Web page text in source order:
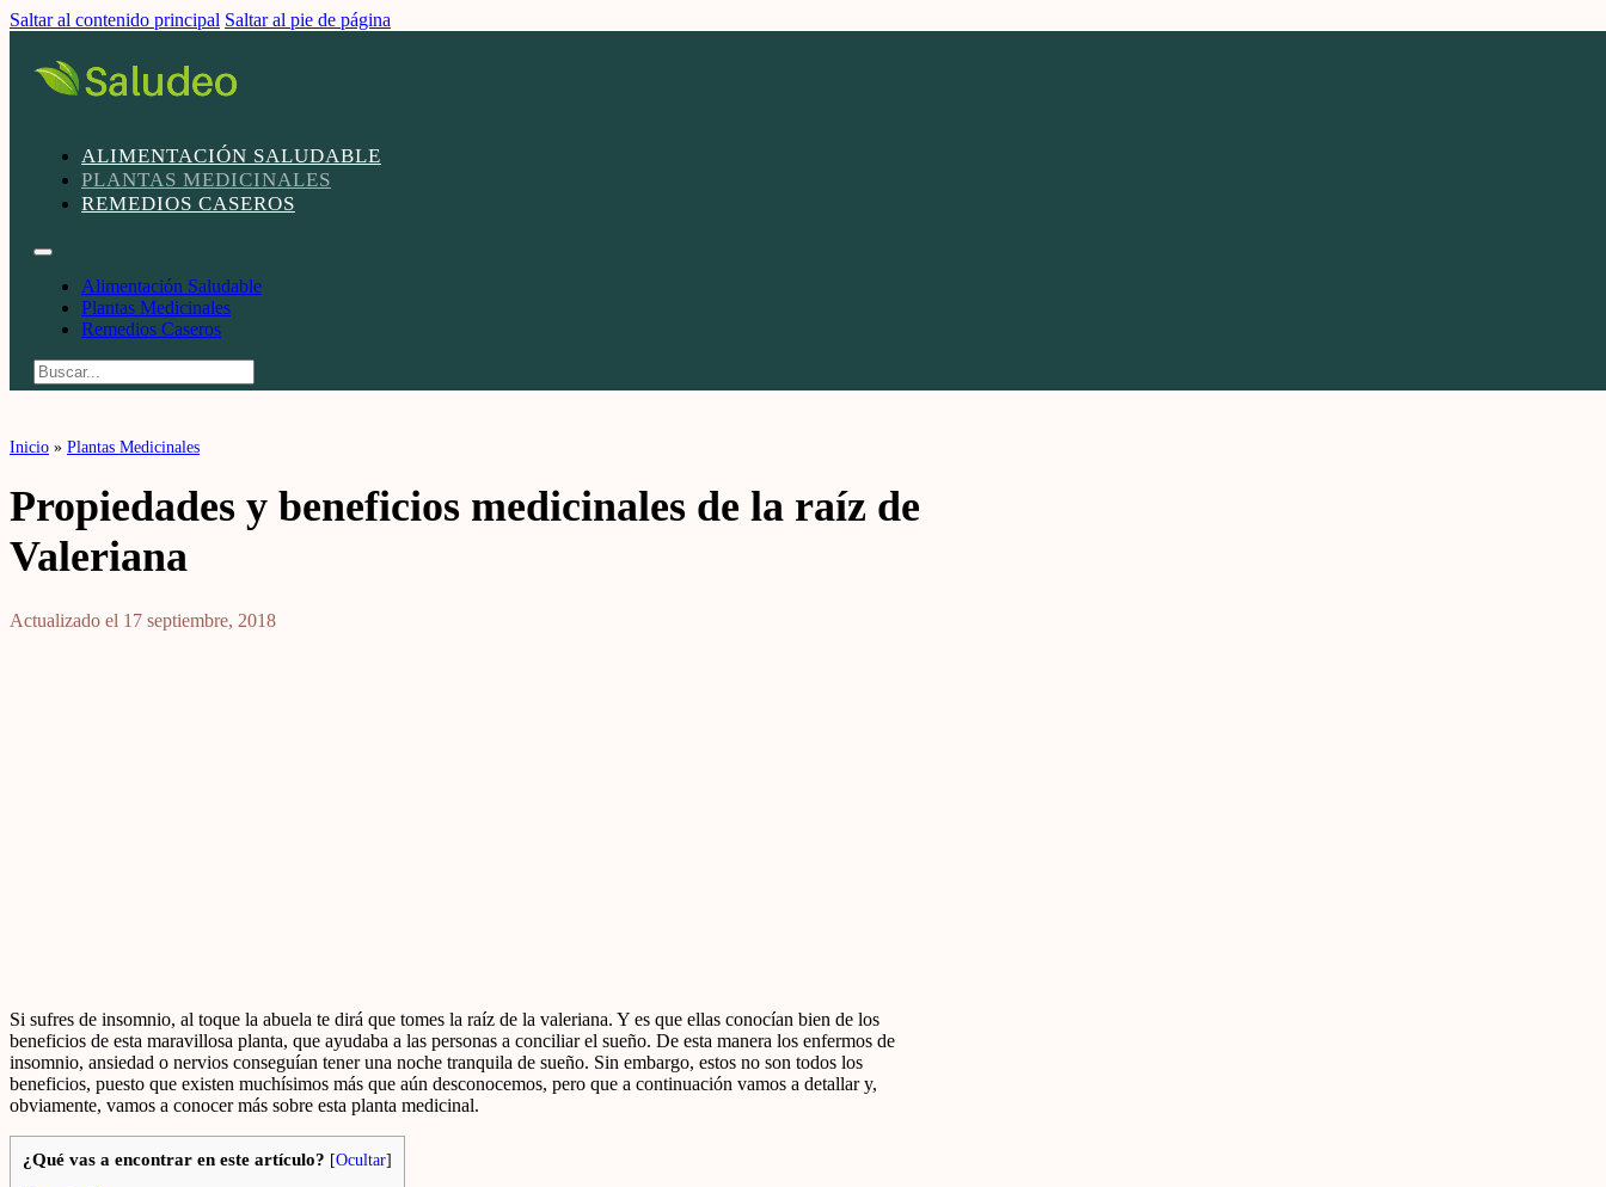
Saltar al contenido principal Saltar al pie de página
ALIMENTACIÓN SALUDABLE
PLANTAS MEDICINALES
REMEDIOS CASEROS
Alimentación Saludable
Plantas Medicinales
Remedios Caseros
Buscar
Inicio » Plantas Medicinales
Propiedades y beneficios medicinales de la raíz de
Valeriana
Actualizado el 17 septiembre, 2018
Si sufres de insomnio, al toque la abuela te dirá que tomes la raíz de la valeriana. Y es que ellas conocían bien de los
beneficios de esta maravillosa planta, que ayudaba a las personas a conciliar el sueño. De esta manera los enfermos de
insomnio, ansiedad o nervios conseguían tener una noche tranquila de sueño. Sin embargo, estos no son todos los
beneficios, puesto que existen muchísimos más que aún desconocemos, pero que a continuación vamos a detallar y,
obviamente, vamos a conocer más sobre esta planta medicinal.
¿Qué vas a encontrar en este artículo? [Ocultar]